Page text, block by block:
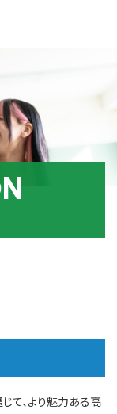
て、より魅力ある高